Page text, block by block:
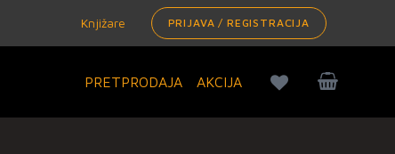
Knjižare PRIJAVA / REGISTRACIJA
PRETPRODAJA AKCIJA